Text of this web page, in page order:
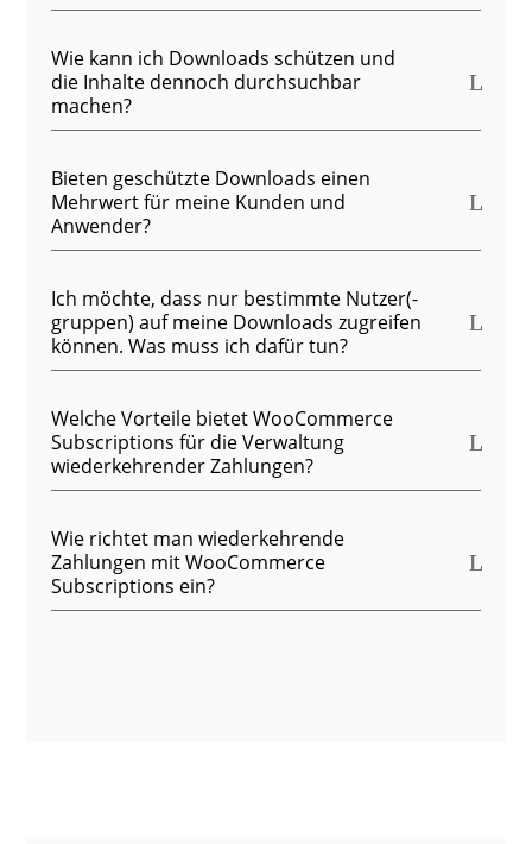
Wie kann ich Downloads schützen und
die Inhalte dennoch durchsuchbar
machen?
Bieten geschützte Downloads einen
Mehrwert für meine Kunden und
Anwender?
Ich möchte, dass nur bestimmte Nutzer(-
gruppen) auf meine Downloads zugreifen
können. Was muss ich dafür tun?
Welche Vorteile bietet WooCommerce
Subscriptions für die Verwaltung
wiederkehrender Zahlungen?
Wie richtet man wiederkehrende
Zahlungen mit WooCommerce
Subscriptions ein?